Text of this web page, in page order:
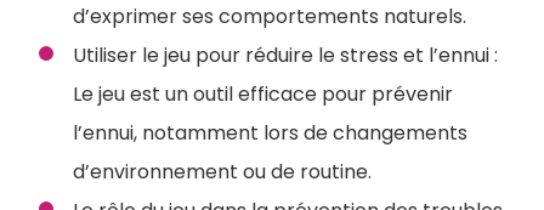
d’exprimer ses comportements naturels.
Utiliser le jeu pour réduire le stress et l’ennui :
Le jeu est un outil efficace pour prévenir
l’ennui, notamment lors de changements
d’environnement ou de routine.